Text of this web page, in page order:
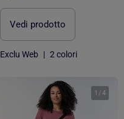
Vedi prodotto
Exclu Web | 2 colori
1 /4